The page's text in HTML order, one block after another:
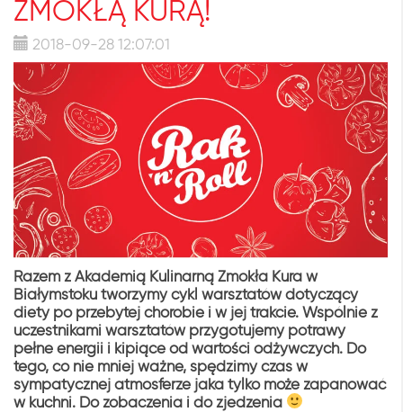
ZMOKŁĄ KURĄ!
2018-09-28 12:07:01
Razem z Akademią Kulinarną Zmokła Kura w
Białymstoku tworzymy cykl warsztatów dotyczący
diety po przebytej chorobie i w jej trakcie. Wspólnie z
uczestnikami warsztatów przygotujemy potrawy
pełne energii i kipiące od wartości odżywczych. Do
tego, co nie mniej ważne, spędzimy czas w
sympatycznej atmosferze jaka tylko może zapanować
w kuchni. Do zobaczenia i do zjedzenia